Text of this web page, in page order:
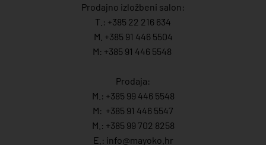
Prodajno izložbeni salon:
T.: +385 22 216 634
M. +385 91 446 5504
M: +385 91 446 5548
Prodaja:
M.: +385 99 446 5548
M: +385 91 446 5547
M.: +385 99 702 8258
E.: info@mayoko. hr